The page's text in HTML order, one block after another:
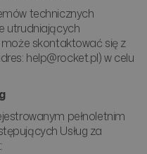
technicznych
utrudniających
może skontaktować się z
help@rocket.pl) w celu
pełnoletnim
Usług za